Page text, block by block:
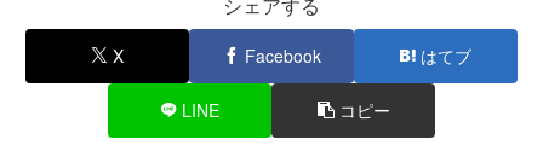
シェアする
X Facebook はてブ
LINE コピー